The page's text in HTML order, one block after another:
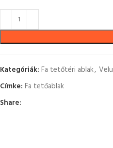
Kategóriák: Fa tetőtéri ablak,
Címke: Fa tetőablak
Share: